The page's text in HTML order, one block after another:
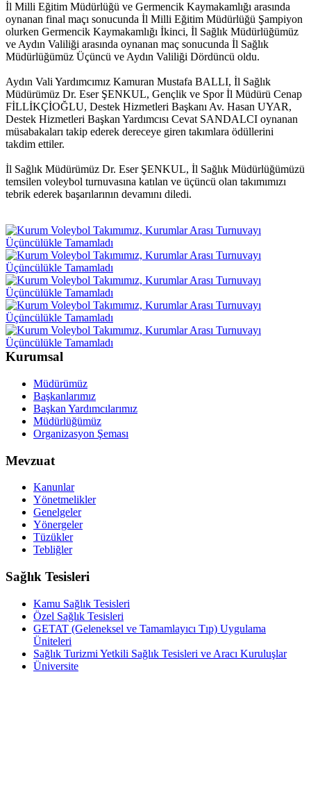
İl Milli Eğitim Müdürlüğü ve Germencik Kaymakamlığı arasında
oynanan final maçı sonucunda İl Milli Eğitim Müdürlüğü Şampiyon
olurken Germencik Kaymakamlığı İkinci, İl Sağlık Müdürlüğümüz
ve Aydın Valiliği arasında oynanan maç sonucunda İl Sağlık
Müdürlüğümüz Üçüncü ve Aydın Valiliği Dördüncü oldu.
Aydın Vali Yardımcımız Kamuran Mustafa BALLI, İl Sağlık
Müdürümüz Dr. Eser ŞENKUL, Gençlik ve Spor İl Müdürü Cenap
FİLLİKÇİOĞLU, Destek Hizmetleri Başkanı Av. Hasan UYAR,
Destek Hizmetleri Başkan Yardımcısı Cevat SANDALCI oynanan
müsabakaları takip ederek dereceye giren takımlara ödüllerini
takdim ettiler.
İl Sağlık Müdürümüz Dr. Eser ŞENKUL, İl Sağlık Müdürlüğümüzü
temsilen voleybol turnuvasına katılan ve üçüncü olan takımımızı
tebrik ederek başarılarının devamını diledi.
Kurumsal
Müdürümüz
Başkanlarımız
Başkan Yardımcılarımız
Müdürlüğümüz
Organizasyon Şeması
Mevzuat
Kanunlar
Yönetmelikler
Genelgeler
Yönergeler
Tüzükler
Tebliğler
Sağlık Tesisleri
Kamu Sağlık Tesisleri
Özel Sağlık Tesisleri
GETAT (Geleneksel ve Tamamlayıcı Tıp) Uygulama
Üniteleri
Sağlık Turizmi Yetkili Sağlık Tesisleri ve Aracı Kuruluşlar
Üniversite